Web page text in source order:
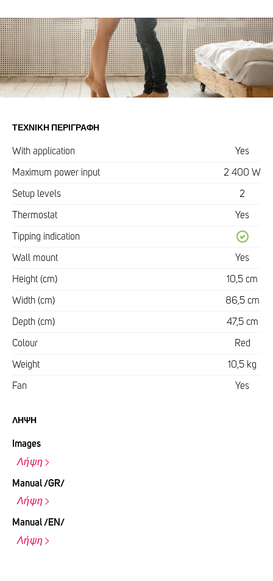
ΤΕΧΝΙΚΉ ΠΕΡΙΓΡΑΦΉ
With application Yes
Maximum power input 2 400 W
Setup levels 2
Thermostat Yes
Tipping indication
Wall mount Yes
Height (cm) 10,5 cm
Width (cm) 86,5 cm
Depth (cm) 47,5 cm
Colour Red
Weight 10,5 kg
Fan Yes
ΛΉΨΗ
Images
Λήψη
Manual /GR/
Λήψη
Manual /EN/
Λήψη